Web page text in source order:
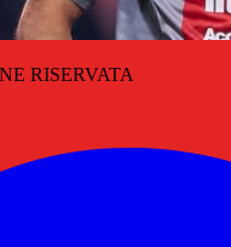
RISERVATA